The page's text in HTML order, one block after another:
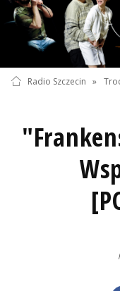
Radio Szczecin »